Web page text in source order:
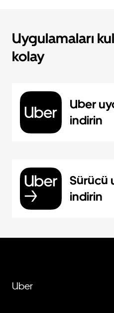
Uygulamaları
kolay
Uber
indirin
Sürücü
indirin
Uber